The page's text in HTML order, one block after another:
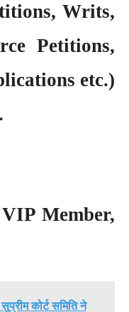
Writs,
Petitions,
etc.)
Member,
कोर्ट समिति ने